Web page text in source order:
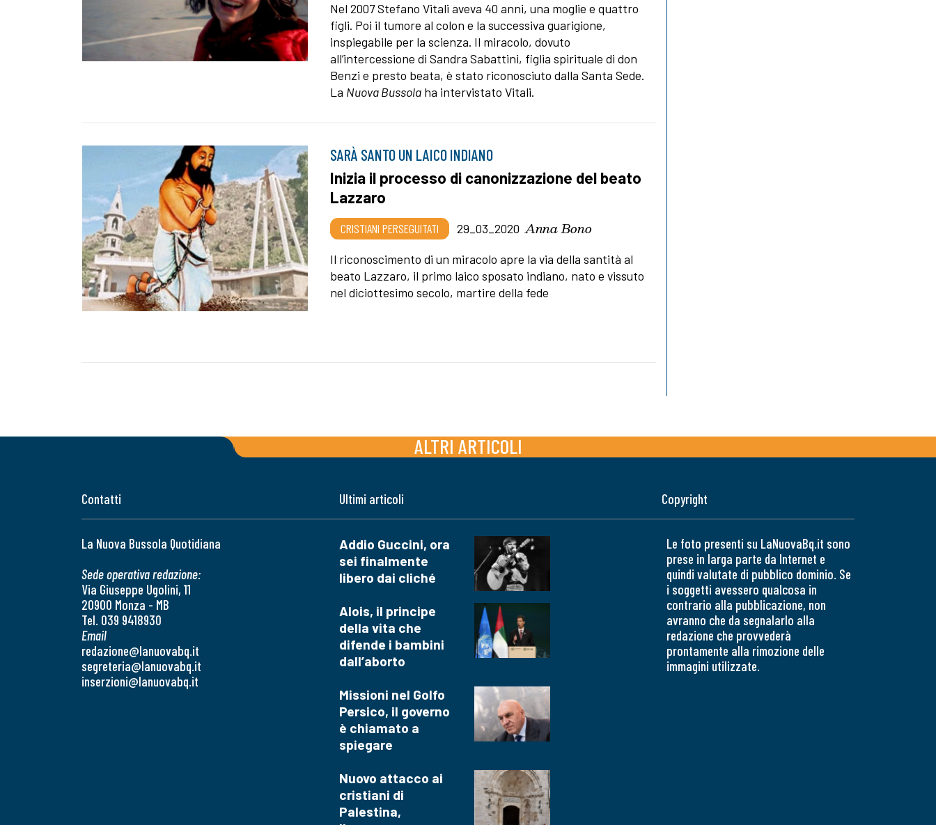
Nel 2007 Stefano Vitali aveva 40 anni, una moglie e quattro
figli. Poi il tumore al colon e la successiva guarigione,
inspiegabile per la scienza. Il miracolo, dovuto
all’intercessione di Sandra Sabattini, figlia spirituale di don
Benzi e presto beata, è stato riconosciuto dalla Santa Sede.
La Nuova Bussola ha intervistato Vitali.
SARÀ SANTO UN LAICO INDIANO
Inizia il processo di canonizzazione del beato
Lazzaro
CRISTIANI PERSEGUITATI 29_03_2020 Anna Bono
Il riconoscimento di un miracolo apre la via della santità al
beato Lazzaro, il primo laico sposato indiano, nato e vissuto
nel diciottesimo secolo, martire della fede
ALTRI ARTICOLI
Contatti
La Nuova Bussola Quotidiana
Sede operativa redazione:
Via Giuseppe Ugolini, 11
20900 Monza - MB
Tel. 039 9418930
Email
redazione@lanuovabq.it
segreteria@lanuovabq.it
inserzioni@lanuovabq.it
Ultimi articoli
Addio Guccini, ora
sei finalmente
libero dai cliché
Alois, il principe
della vita che
difende i bambini
dall’aborto
Missioni nel Golfo
Persico, il governo
è chiamato a
spiegare
Nuovo attacco ai
cristiani di
Palestina,
Copyright
Le foto presenti su LaNuovaBq.it sono
prese in larga parte da Internet e
quindi valutate di pubblico dominio. Se
i soggetti avessero qualcosa in
contrario alla pubblicazione, non
avranno che da segnalarlo alla
redazione che provvederà
prontamente alla rimozione delle
immagini utilizzate.